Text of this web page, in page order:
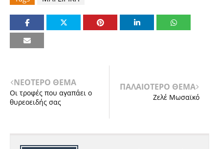
ΝΕΟΤΕΡΟ ΘΕΜΑ
Οι τροφές που αγαπάει ο
θυρεοειδής σας
ΠΑΛΑΙΟΤΕΡΟ ΘΕΜΑ
Ζελέ Μωσαϊκό